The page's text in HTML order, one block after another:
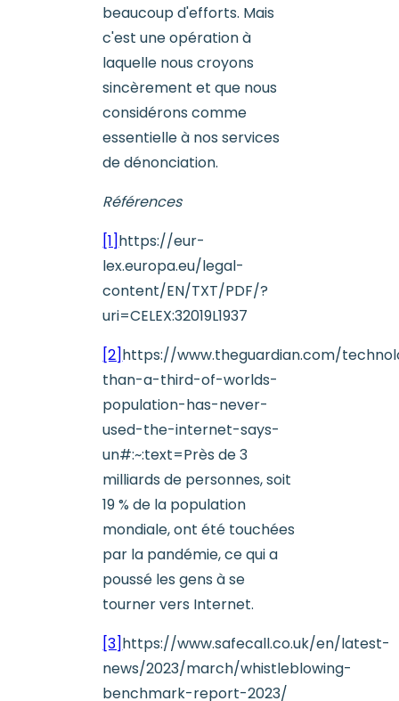
beaucoup d'efforts. Mais
c'est une opération à
laquelle nous croyons
sincèrement et que nous
considérons comme
essentielle à nos services
de dénonciation.
Références
[1]https://eur-
lex.europa.eu/legal-
content/EN/TXT/PDF/?
uri=CELEX:32019L1937
[2]https://www.theguardian.com/
than-a-third-of-worlds-
population-has-never-
used-the-internet-says-
un#:~:text=Près de 3
milliards de personnes, soit
19 % de la population
mondiale, ont été touchées
par la pandémie, ce qui a
poussé les gens à se
tourner vers Internet.
[3]https://www.safecall.co.uk/en/latest-
news/2023/march/whistleblowing-
benchmark-report-2023/